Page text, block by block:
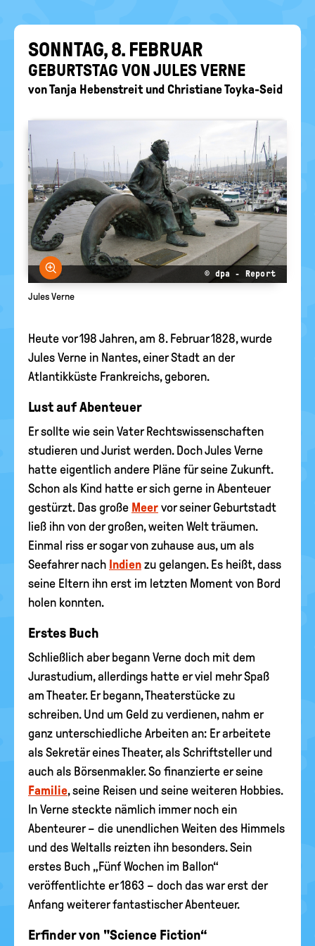
Bildung
/
SONN­TAG, 8. FE­BRU­AR
GE­BURTS­TAG VON JULES VERNE
vonTanja Hebenstreitund Christiane Toyka-Seid
Bild vergrößern
© dpa - Report
Jules Verne
Heute vor 198 Jahren, am 8. Februar 1828, wurde
Jules Verne in Nantes, einer Stadt an der
Atlantikküste Frankreichs, geboren.
Lust auf Abenteuer
Er sollte wie sein Vater Rechtswissenschaften
studieren und Jurist werden. Doch Jules Verne
hatte eigentlich andere Pläne für seine Zukunft.
Schon als Kind hatte er sich gerne in Abenteuer
gestürzt. Das große Meer vor seiner Geburtstadt
ließ ihn von der großen, weiten Welt träumen.
Einmal riss er sogar von zuhause aus, um als
Seefahrer nach Indien zu gelangen. Es heißt, dass
seine Eltern ihn erst im letzten Moment von Bord
holen konnten.
Erstes Buch
Schließlich aber begann Verne doch mit dem
Jurastudium, allerdings hatte er viel mehr Spaß
am Theater. Er begann, Theaterstücke zu
schreiben. Und um Geld zu verdienen, nahm er
ganz unterschiedliche Arbeiten an: Er arbeitete
als Sekretär eines Theater, als Schriftsteller und
auch als Börsenmakler. So finanzierte er seine
Familie, seine Reisen und seine weiteren Hobbies.
In Verne steckte nämlich immer noch ein
Abenteurer – die unendlichen Weiten des Himmels
und des Weltalls reizten ihn besonders. Sein
erstes Buch „Fünf Wochen im Ballon“
veröffentlichte er 1863 – doch das war erst der
Anfang weiterer fantastischer Abenteuer.
Erfinder von "Science Fiction“